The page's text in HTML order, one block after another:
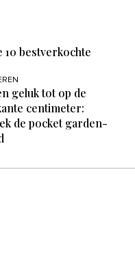
bestverkochte
geluk tot op de
centimeter:
de pocket garden-